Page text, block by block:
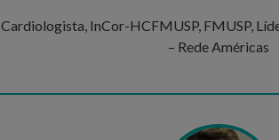
Cardiologista, InCor-HCFMUSP, FMUSP,
– Rede Américas